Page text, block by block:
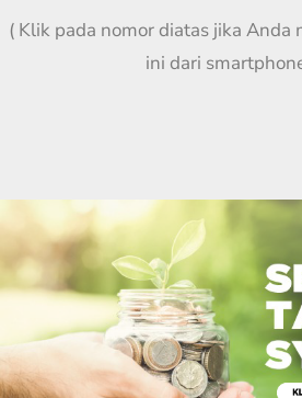
( Klik pada nomor diatas jika Anda
ini dari